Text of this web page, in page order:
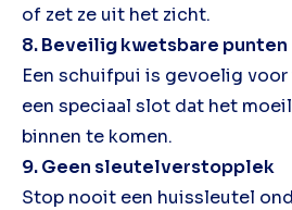
of zet ze uit het zicht.
8. Beveilig kwetsbare punten
Een schuifpui is gevoelig voor
een speciaal slot dat het
binnen te komen.
9. Geen sleutelverstopplek
Stop nooit een huissleutel